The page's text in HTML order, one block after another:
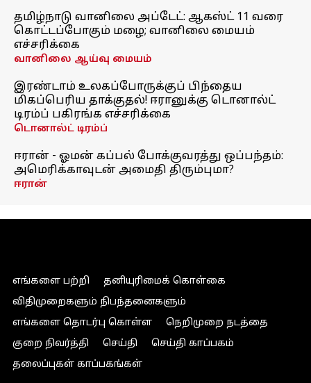
தமிழ்நாடு வானிலை அப்டேட்: ஆகஸ்ட் 11 வரை
கொட்டப்போகும் மழை; வானிலை மையம்
எச்சரிக்கை
வானிலை ஆய்வு மையம்
இரண்டாம் உலகப்போருக்குப் பிந்தைய
மிகப்பெரிய தாக்குதல்! ஈரானுக்கு டொனால்ட்
டிரம்ப் பகிரங்க எச்சரிக்கை
டொனால்ட் டிரம்ப்
ஈரான் - ஓமன் கப்பல் போக்குவரத்து ஒப்பந்தம்:
அமெரிக்காவுடன் அமைதி திரும்புமா?
ஈரான்
எங்களை பற்றி
தனியுரிமைக் கொள்கை
விதிமுறைகளும் நிபந்தனைகளும்
எங்களை தொடர்பு கொள்ள
நெறிமுறை நடத்தை
குறை நிவர்த்தி
செய்தி
செய்தி காப்பகம்
தலைப்புகள் காப்பகங்கள்